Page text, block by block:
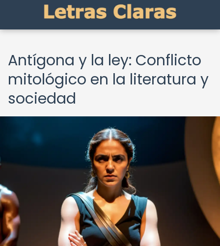
Antígona y la ley: Conflicto
mitológico en la literatura y
sociedad